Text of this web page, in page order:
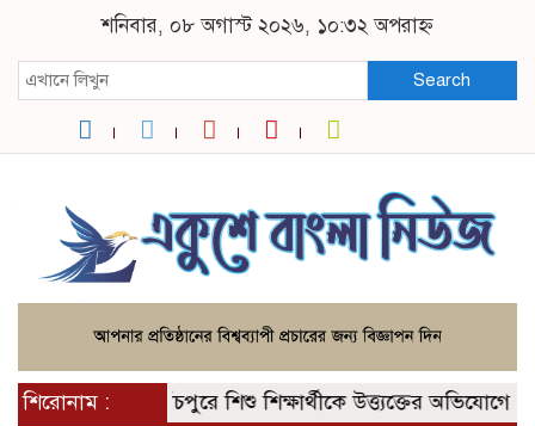
শনিবার, ০৮ অগাস্ট ২০২৬, ১০:৩২ অপরাহ্ন
Search
শিরোনাম : কাঁচপুরে শিশু শিক্ষার্থীকে উত্ত্যক্তের অভিযোগে যুবক